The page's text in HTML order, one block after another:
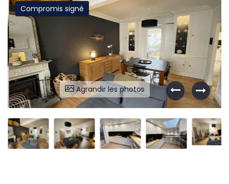
Liens utiles Partenaires Nos avis Nos outils
Agrandir les photos
Compromis signé